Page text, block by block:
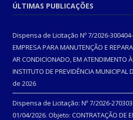
ÚLTIMAS PUBLICAÇÕES
Dispensa de Licitação Nº 7/2026-300404-
EMPRESA PARA MANUTENÇÃO E
AR CONDICIONADO, EM ATENDIMENTO
INSTITUTO DE PREVIDÊNCIA MUNICIPAL
de 2026
Dispensa de Licitação: Nº 7/2026-
01/04/2026. Objeto: CONTRATAÇÃO DE